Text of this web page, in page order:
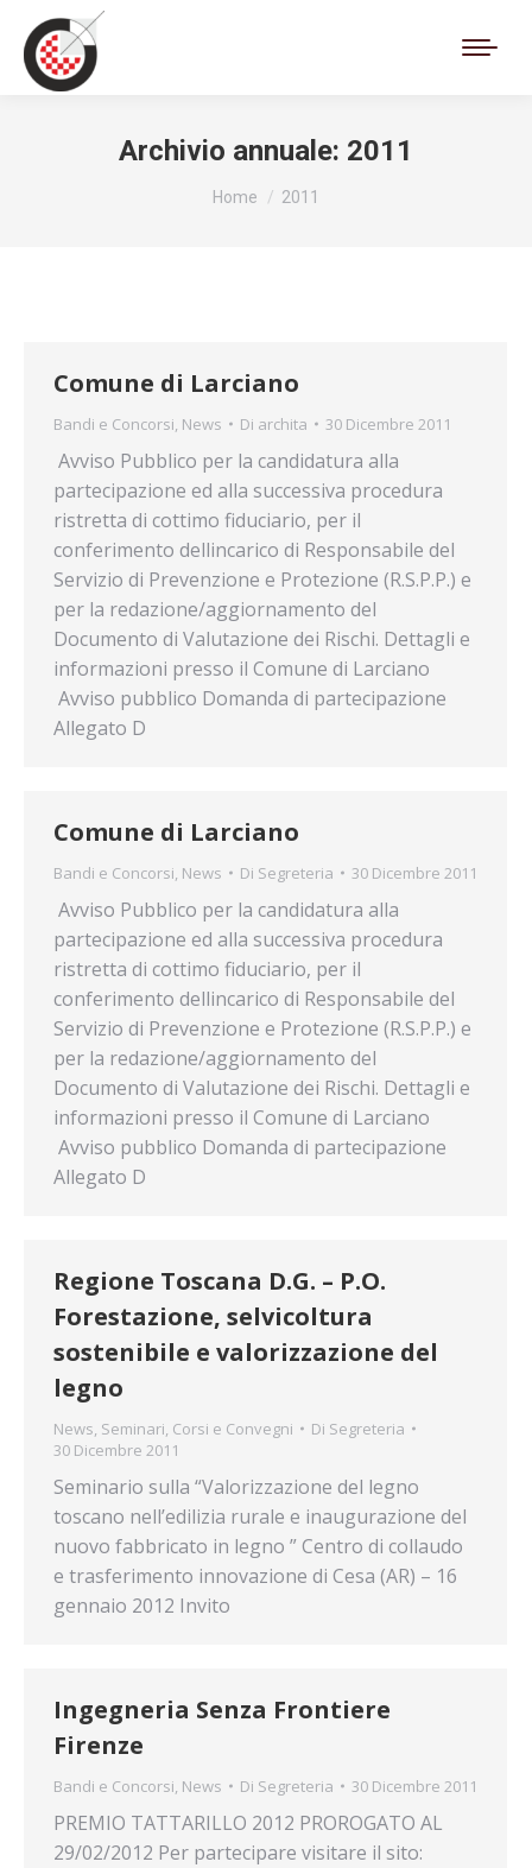
Archivio annuale: 2011
Tu sei qui:
Home 2011
Comune di Larciano
Bandi e Concorsi, News Di archita 30 Dicembre 2011
Avviso Pubblico per la candidatura alla
partecipazione ed alla successiva procedura
ristretta di cottimo fiduciario, per il
conferimento dellincarico di Responsabile del
Servizio di Prevenzione e Protezione (R.S.P.P.) e
per la redazione/aggiornamento del
Documento di Valutazione dei Rischi. Dettagli e
informazioni presso il Comune di Larciano
Avviso pubblico Domanda di partecipazione
Allegato D
Comune di Larciano
Bandi e Concorsi, News Di Segreteria 30 Dicembre 2011
Avviso Pubblico per la candidatura alla
partecipazione ed alla successiva procedura
ristretta di cottimo fiduciario, per il
conferimento dellincarico di Responsabile del
Servizio di Prevenzione e Protezione (R.S.P.P.) e
per la redazione/aggiornamento del
Documento di Valutazione dei Rischi. Dettagli e
informazioni presso il Comune di Larciano
Avviso pubblico Domanda di partecipazione
Allegato D
Regione Toscana D.G. – P.O.
Forestazione, selvicoltura
sostenibile e valorizzazione del
legno
News, Seminari, Corsi e Convegni Di Segreteria
30 Dicembre 2011
Seminario sulla “Valorizzazione del legno
toscano nell’edilizia rurale e inaugurazione del
nuovo fabbricato in legno ” Centro di collaudo
e trasferimento innovazione di Cesa (AR) – 16
gennaio 2012 Invito
Ingegneria Senza Frontiere
Firenze
Bandi e Concorsi, News Di Segreteria 30 Dicembre 2011
PREMIO TATTARILLO 2012 PROROGATO AL
29/02/2012 Per partecipare visitare il sito: